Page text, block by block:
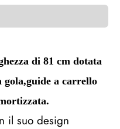
di 81 cm dotata
gola,guide a carrello
il suo design